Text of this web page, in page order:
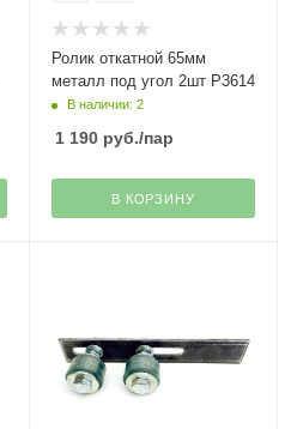
Ролик откатной 65мм
металл под угол 2шт Р3614
В наличии: 2
1 190руб./пар
В КОРЗИНУ